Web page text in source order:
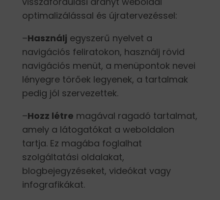
optimalizálással és újratervezéssel:
–Használj egyszerű nyelvet a
navigációs feliratokon, használj rövid
navigációs menüt, a menüpontok nevei
lényegre törőek legyenek, a tartalmak
pedig jól szervezettek.
–Hozz létre magával ragadó tartalmat,
amely a látogatókat a weboldalon
tartja. Ez magába foglalhat
szolgáltatási oldalakat,
blogbejegyzéseket, videókat vagy
infografikákat.